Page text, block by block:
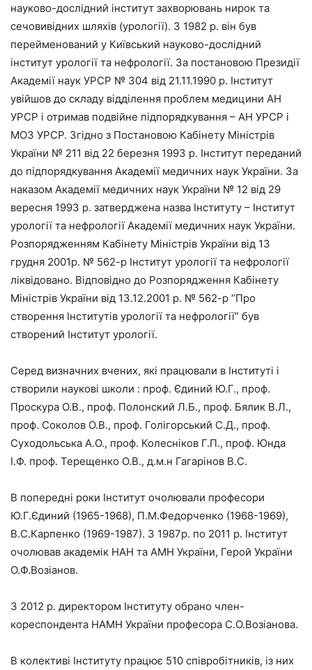
науково-дослідний інститут захворювань нирок та
сечовивідних шляхів (урології). З 1982 р. він був
перейменований у Київський науково-дослідний
інститут урології та нефрології. За постановою Президії
Академії наук УРСР № 304 від 21.11.1990 р. Інститут
увійшов до складу відділення проблем медицини АН
УРСР і отримав подвійне підпорядкування – АН УРСР і
МОЗ УРСР. Згідно з Постановою Кабінету Міністрів
України № 211 від 22 березня 1993 р. Інститут переданий
до підпорядкування Академії медичних наук України. За
наказом Академії медичних наук України № 12 від 29
вересня 1993 р. затверджена назва Інституту – Інститут
урології та нефрології Академії медичних наук України.
Розпорядженням Кабінету Міністрів України від 13
грудня 2001р. № 562-р Інститут урології та нефрології
ліквідовано. Відповідно до Розпорядження Кабінету
Міністрів України від 13.12.2001 р. № 562-р “Про
створення Інститутів урології та нефрології” був
створений Інститут урології.
Серед визначних вчених, які працювали в Інституті і
створили наукові школи : проф. Єдиний Ю.Г., проф.
Проскура О.В., проф. Полонский Л.Б., проф. Бялик В.Л.,
проф. Соколов О.В., проф. Голігорський С.Д., проф.
Суходольська А.О., проф. Колесніков Г.П., проф. Юнда
І.Ф. проф. Терещенко О.В., д.м.н Гагарінов В.С.
В попередні роки Інститут очолювали професори
Ю.Г.Єдиний (1965-1968), П.М.Федорченко (1968-1969),
В.С.Карпенко (1969-1987). З 1987р. по 2011 р. Інститут
очолював академік НАН та АМН України, Герой України
О.Ф.Возіанов.
З 2012 р. директором Інституту обрано член-
кореспондента НАМН України професора С.О.Возіанова.
В колективі Інституту працює 510 співробітників, із них